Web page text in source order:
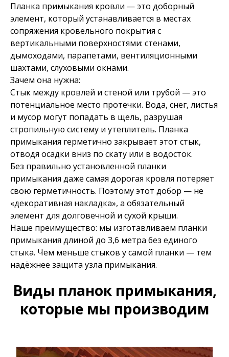
Планка примыкания кровли — это доборный
элемент, который устанавливается в местах
сопряжения кровельного покрытия с
вертикальными поверхностями: стенами,
дымоходами, парапетами, вентиляционными
шахтами, слуховыми окнами.
Зачем она нужна:
Стык между кровлей и стеной или трубой — это
потенциальное место протечки. Вода, снег, листья
и мусор могут попадать в щель, разрушая
стропильную систему и утеплитель. Планка
примыкания герметично закрывает этот стык,
отводя осадки вниз по скату или в водосток.
Без правильно установленной планки
примыкания даже самая дорогая кровля потеряет
свою герметичность. Поэтому этот добор — не
«декоративная накладка», а обязательный
элемент для долговечной и сухой крыши.
Наше преимущество: мы изготавливаем планки
примыкания длиной до 3,6 метра без единого
стыка. Чем меньше стыков у самой планки — тем
надёжнее защита узла примыкания.
Виды планок примыкания,
которые мы производим